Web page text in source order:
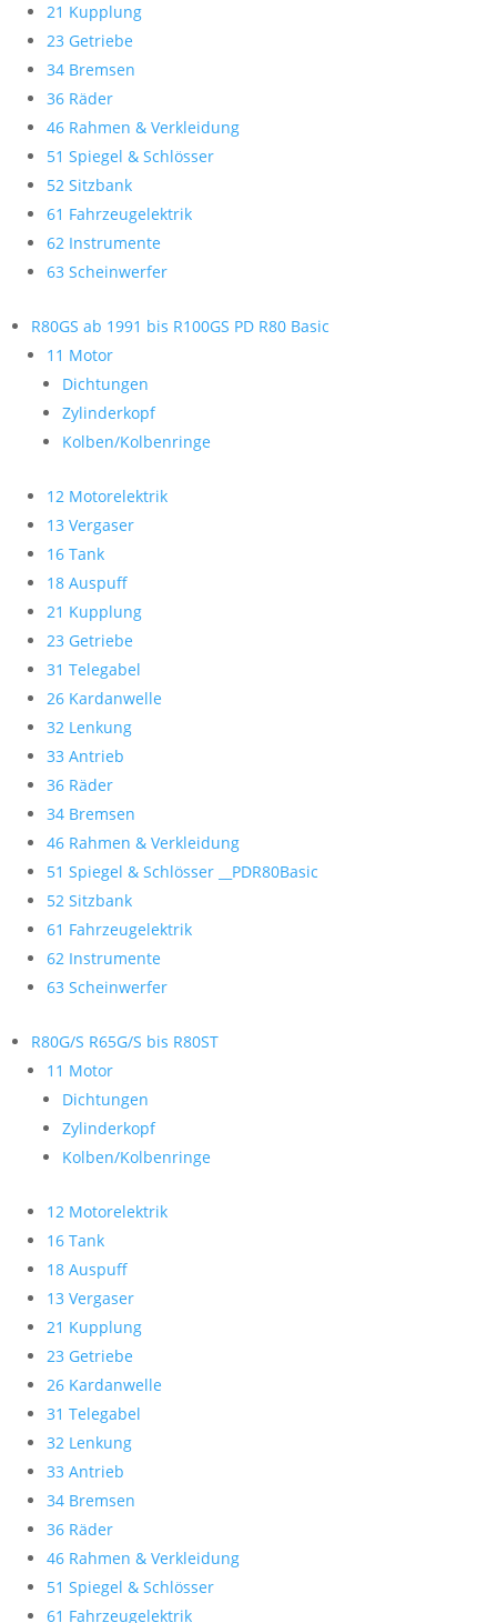
21 Kupplung
23 Getriebe
34 Bremsen
36 Räder
46 Rahmen & Verkleidung
51 Spiegel & Schlösser
52 Sitzbank
61 Fahrzeugelektrik
62 Instrumente
63 Scheinwerfer
R80GS ab 1991 bis R100GS PD R80 Basic
11 Motor
Dichtungen
Zylinderkopf
Kolben/Kolbenringe
12 Motorelektrik
13 Vergaser
16 Tank
18 Auspuff
21 Kupplung
23 Getriebe
31 Telegabel
26 Kardanwelle
32 Lenkung
33 Antrieb
36 Räder
34 Bremsen
46 Rahmen & Verkleidung
51 Spiegel & Schlösser __PDR80Basic
52 Sitzbank
61 Fahrzeugelektrik
62 Instrumente
63 Scheinwerfer
R80G/S R65G/S bis R80ST
11 Motor
Dichtungen
Zylinderkopf
Kolben/Kolbenringe
12 Motorelektrik
16 Tank
18 Auspuff
13 Vergaser
21 Kupplung
23 Getriebe
26 Kardanwelle
31 Telegabel
32 Lenkung
33 Antrieb
34 Bremsen
36 Räder
46 Rahmen & Verkleidung
51 Spiegel & Schlösser
61 Fahrzeugelektrik